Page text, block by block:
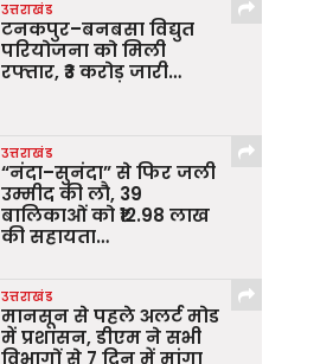
उत्तराखंड
टनकपुर–बनबसा विद्युत
परियोजना को मिली
रफ्तार, ₹3 करोड़ जारी…
उत्तराखंड
“नंदा–सुनंदा” से फिर जली
उम्मीद की लौ, 39
बालिकाओं को ₹12.98 लाख
की सहायता…
उत्तराखंड
मानसून से पहले अलर्ट मोड
में प्रशासन, डीएम ने सभी
विभागों से 7 दिन में मांगा